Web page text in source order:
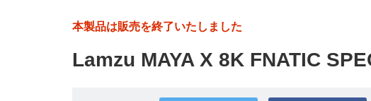
本製品は販売を終了いたしました
Lamzu MAYA X 8K FNATIC